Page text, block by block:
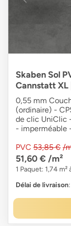
Skaben Sol
Cannstatt
0,55 mm
(ordinaire) -
de clic UniClic
- imperméable
PVC 53,85 € /
51,60 € /m²
1 Paquet: 1,74
Délai de livraison